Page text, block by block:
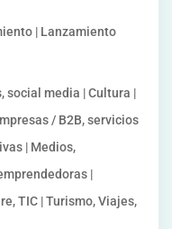
| Lanzamiento
social media | Cultura |
/ B2B, servicios
| Medios,
|
TIC | Turismo, Viajes,